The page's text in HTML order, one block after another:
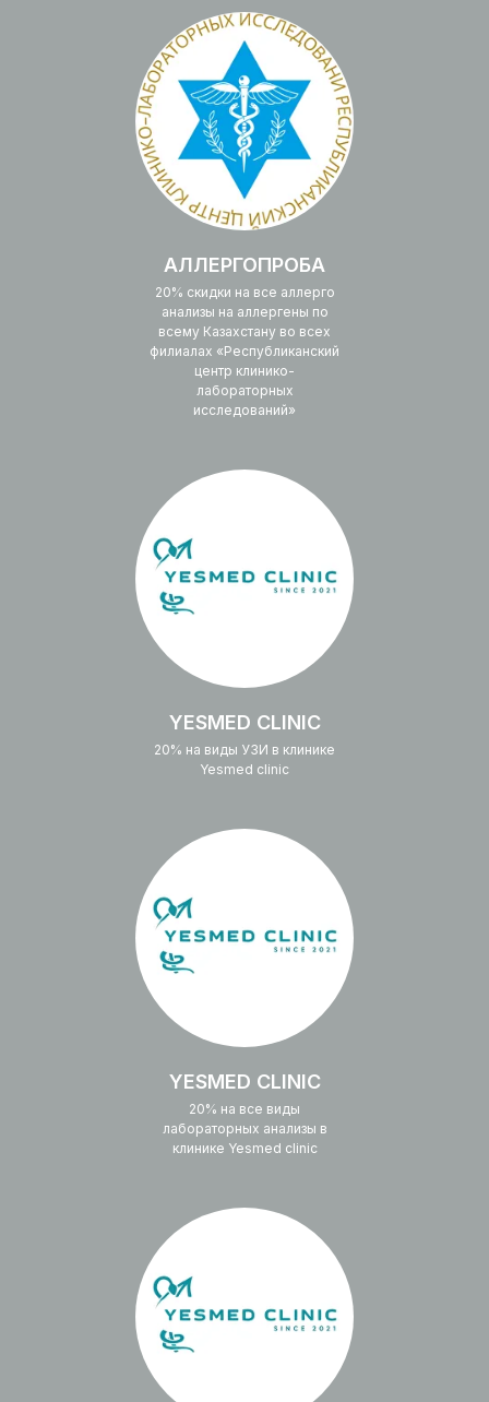
АЛЛЕРГОПРОБА
20% скидки на все аллерго
анализы на аллергены по
всему Казахстану во всех
филиалах «Республиканский
центр клинико-
лабораторных
исследований»
YESMED CLINIC
20% на виды УЗИ в клинике
Yesmed clinic
YESMED CLINIC
20% на все виды
лабораторных анализы в
клинике Yesmed clinic